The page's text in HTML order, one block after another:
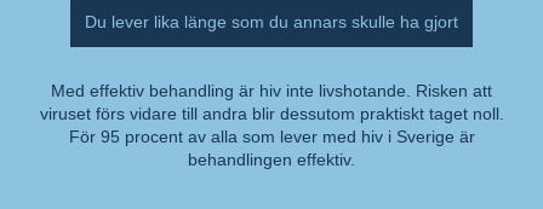
Du lever lika länge som du annars skulle ha gjort
Kommentar:
Med effektiv behandling är hiv inte livshotande. Risken att
viruset förs vidare till andra blir dessutom praktiskt taget noll.
För 95 procent av alla som lever med hiv i Sverige är
behandlingen effektiv.